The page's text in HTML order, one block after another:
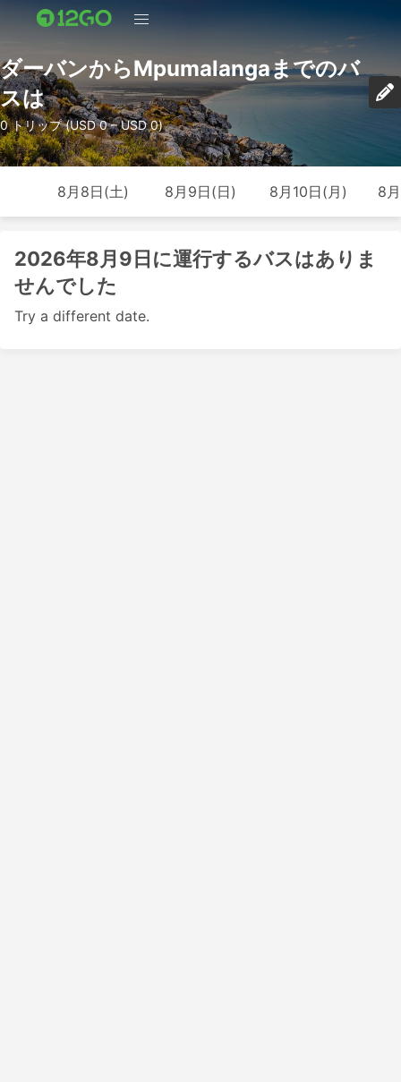
ダーバンからMpumalangaまでのバ
スは
0 トリップ (USD 0 – USD 0)
8月8日(土) 8月9日(日) 8月10日(月) 8
2026年8月9日に運行するバスはありま
せんでした
Try a different date.